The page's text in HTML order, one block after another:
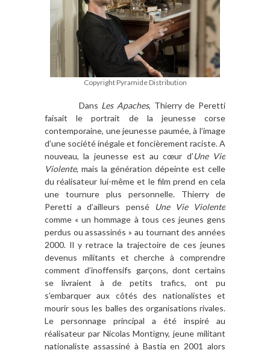
Copyright Pyramide Distribution
Dans Les Apaches, Thierry de Peretti
faisait le portrait de la jeunesse corse
contemporaine, une jeunesse paumée, à l’image
d’une société inégale et foncièrement raciste. A
nouveau, la jeunesse est au cœur d’Une Vie
Violente, mais la génération dépeinte est celle
du réalisateur lui-même et le film prend en cela
une tournure plus personnelle. Thierry de
Peretti a d’ailleurs pensé
Une Vie Violente
comme « un hommage à tous ces jeunes gens
perdus ou assassinés » au tournant des années
2000. Il y retrace la trajectoire de ces jeunes
devenus militants et cherche à comprendre
comment d’inoffensifs garçons, dont certains
se livraient à de petits trafics, ont pu
s’embarquer aux côtés des nationalistes et
mourir sous les balles des organisations rivales.
Le personnage principal a été inspiré au
réalisateur par Nicolas Montigny, jeune militant
nationaliste assassiné à Bastia en 2001 alors